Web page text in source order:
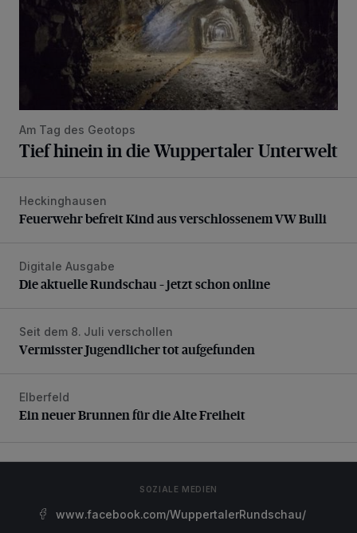
Am Tag des Geotops
Tief hinein in die Wuppertaler Unterwelt
Feuerwehr befreit Kind aus verschlossenem VW Bulli
Heckinghausen
Feuerwehr befreit Kind aus verschlossenem VW Bulli
Die aktuelle Rundschau – jetzt schon online
Digitale Ausgabe
Die aktuelle Rundschau – jetzt schon online
Vermisster Jugendlicher tot aufgefunden
Seit dem 8. Juli verschollen
Vermisster Jugendlicher tot aufgefunden
Ein neuer Brunnen für die Alte Freiheit
Elberfeld
Ein neuer Brunnen für die Alte Freiheit
SOZIALE MEDIEN
www.facebook.com/WuppertalerRundschau/